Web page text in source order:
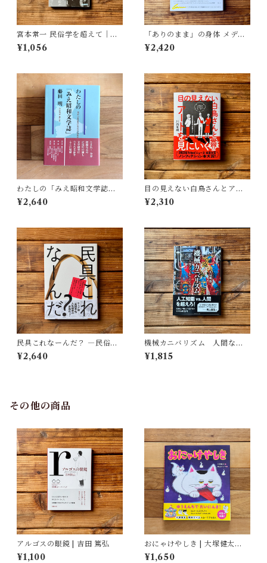
宮本常一 民俗学を超えて｜木
村 哲也
¥1,056
「ありのまま」の身体 メディ
アが描く私の見た目 | 藤嶋 陽
子(著)
¥2,420
わたしの「みえ昭和文学誌」 |
藤田 明
¥2,640
目の見えない白鳥さんとアー
トを見にいく | 川内 有緒
¥2,310
民具これなーんだ？ ―民俗学
者・宮本常一が美術大学に遺
した民具コレクション | 加藤幸
¥2,640
機械カニバリズム 人間なき
あとの人類学へ｜久保 明教
¥1,815
その他の商品
アルゴスの眼鏡 | 吉田 篤弘
¥1,100
おにゃけやしき | 大塚健太
(著), 柴田ケイコ(絵)
¥1,650